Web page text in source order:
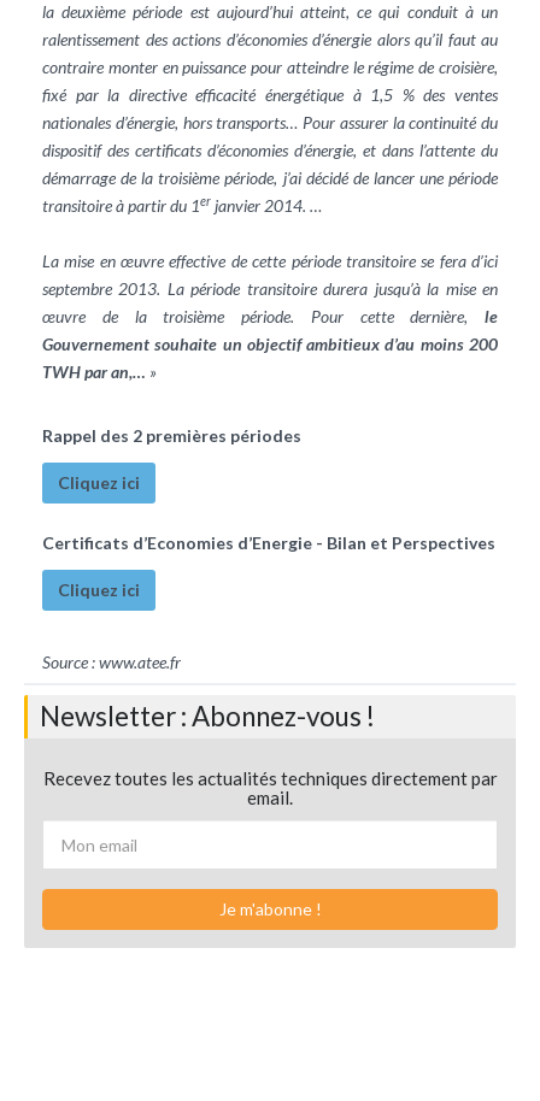
la deuxième période est aujourd’hui atteint, ce qui conduit à un
ralentissement des actions d’économies d’énergie alors qu’il faut au
contraire monter en puissance pour atteindre le régime de croisière,
fixé par la directive efficacité énergétique à 1,5 % des ventes
nationales d’énergie, hors transports… Pour assurer la continuité du
dispositif des certificats d’économies d’énergie, et dans l’attente du
démarrage de la troisième période, j’ai décidé de lancer une période
transitoire à partir du 1er janvier 2014. …
La mise en œuvre effective de cette période transitoire se fera d’ici
septembre 2013. La période transitoire durera jusqu’à la mise en
œuvre de la troisième période. Pour cette dernière, le
Gouvernement souhaite un objectif ambitieux d’au moins 200
TWH par an,… »
Rappel des 2 premières périodes
Cliquez ici
Certificats d’Economies d’Energie - Bilan et Perspectives
Cliquez ici
Source :www.atee.fr
Newsletter : Abonnez-vous !
Recevez toutes les actualités techniques directement par
email.
Je m'abonne !